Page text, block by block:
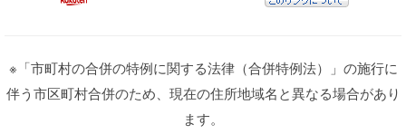
※「市町村の合併の特例に関する法律（合併特例法）」の施行に
伴う市区町村合併のため、現在の住所地域名と異なる場合があり
ます。